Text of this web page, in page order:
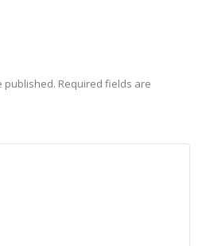
published. Required fields are